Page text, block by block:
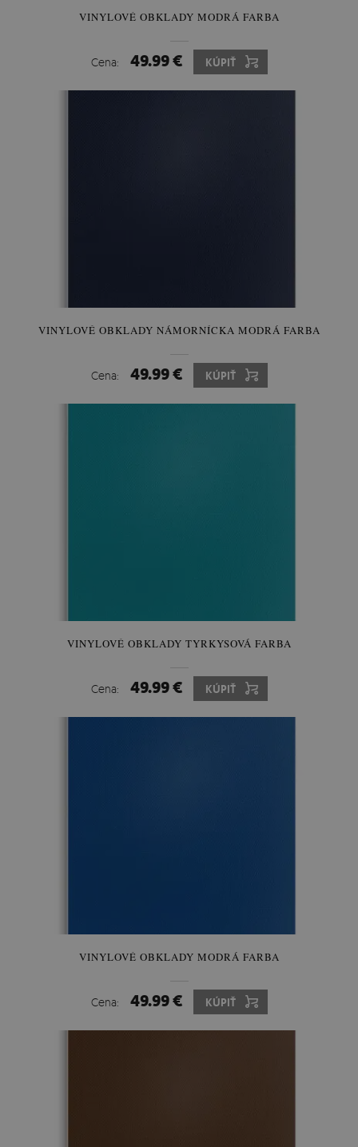
VINYLOVÉ OBKLADY MODRÁ FARBA
Cena: 49.99 € KÚPIŤ
VINYLOVÉ OBKLADY NÁMORNÍCKA MODRÁ FARBA
Cena: 49.99 € KÚPIŤ
VINYLOVÉ OBKLADY TYRKYSOVÁ FARBA
Cena: 49.99 € KÚPIŤ
VINYLOVÉ OBKLADY MODRÁ FARBA
Cena: 49.99 € KÚPIŤ